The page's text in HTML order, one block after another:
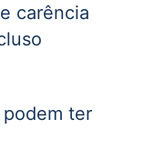
carência
ter